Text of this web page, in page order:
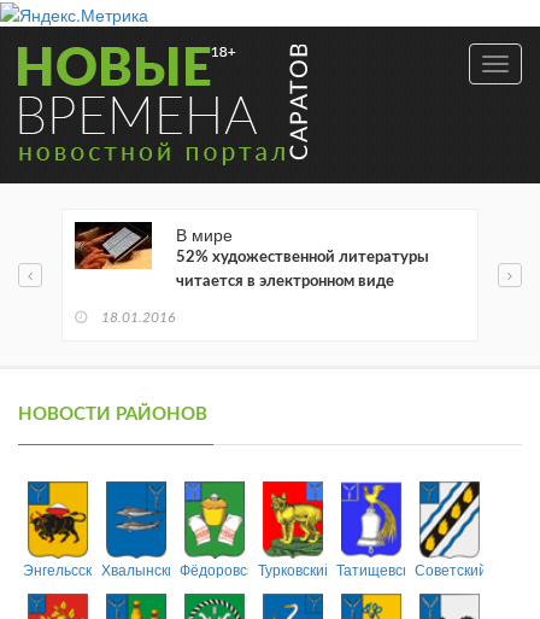
В мире
52% художественной литературы
читается в электронном виде
18.01.2016
НОВОСТИ РАЙОНОВ
ЭнгельсскийХвалынскийФёдоровскийТурковский ТатищевскийСоветский